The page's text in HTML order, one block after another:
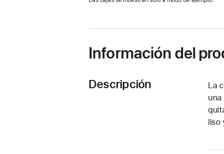
Información del
Descripción
La
liso